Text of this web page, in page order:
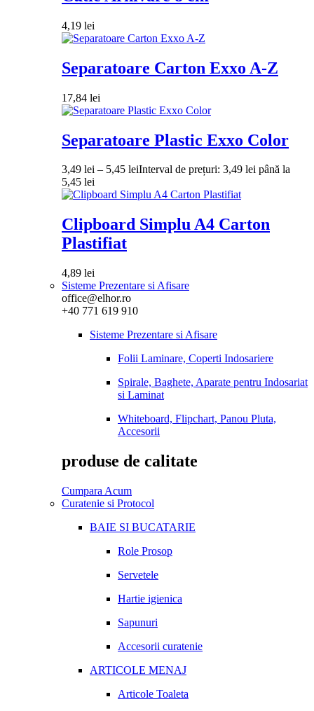
4,19 lei
Separatoare Carton Exxo A-Z
17,84 lei
Separatoare Plastic Exxo Color
3,49 lei – 5,45 leiInterval de prețuri: 3,49 lei până la
5,45 lei
Clipboard Simplu A4 Carton
Plastifiat
4,89 lei
Sisteme Prezentare si Afisare
office@elhor.ro
+40 771 619 910
Sisteme Prezentare si Afisare
Folii Laminare, Coperti Indosariere
Spirale, Baghete, Aparate pentru Indosariat
si Laminat
Whiteboard, Flipchart, Panou Pluta,
Accesorii
produse de calitate
Cumpara Acum
Curatenie si Protocol
BAIE SI BUCATARIE
Role Prosop
Servetele
Hartie igienica
Sapunuri
Accesorii curatenie
ARTICOLE MENAJ
Articole Toaleta